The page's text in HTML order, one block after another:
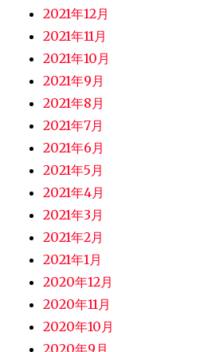
2021年12月
2021年11月
2021年10月
2021年9月
2021年8月
2021年7月
2021年6月
2021年5月
2021年4月
2021年3月
2021年2月
2021年1月
2020年12月
2020年11月
2020年10月
2020年9月